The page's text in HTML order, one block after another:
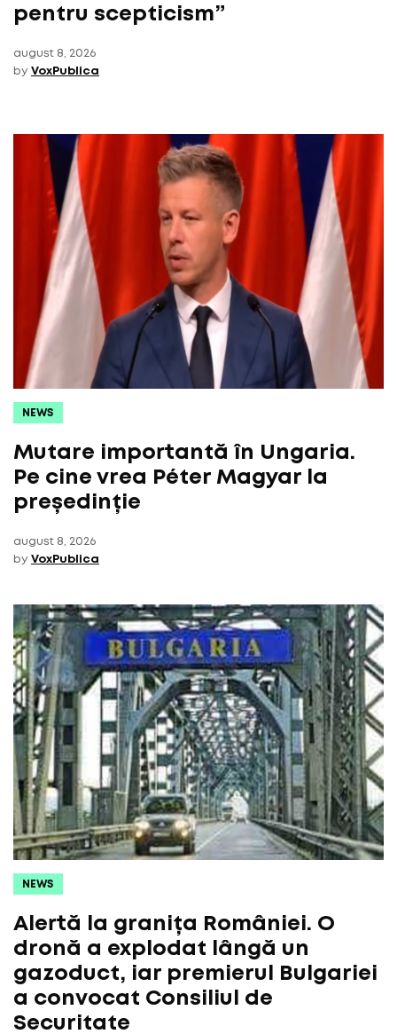
pentru scepticism”
august 8, 2026
by VoxPublica
NEWS
Mutare importantă în Ungaria.
Pe cine vrea Péter Magyar la
președinție
august 8, 2026
by VoxPublica
NEWS
Alertă la granița României. O
dronă a explodat lângă un
gazoduct, iar premierul Bulgariei
a convocat Consiliul de
Securitate